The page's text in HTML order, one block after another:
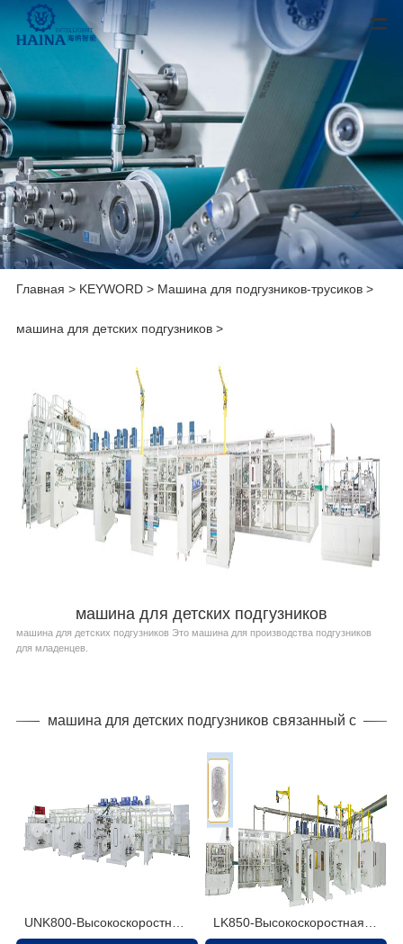
Главная > KEYWORD> Машина для подгузников-трусиков>
машина для детских подгузников>
машина для детских подгузников
машина для детских подгузников Это машина для производства подгузников
для младенцев.
машина для детских подгузников связанный с